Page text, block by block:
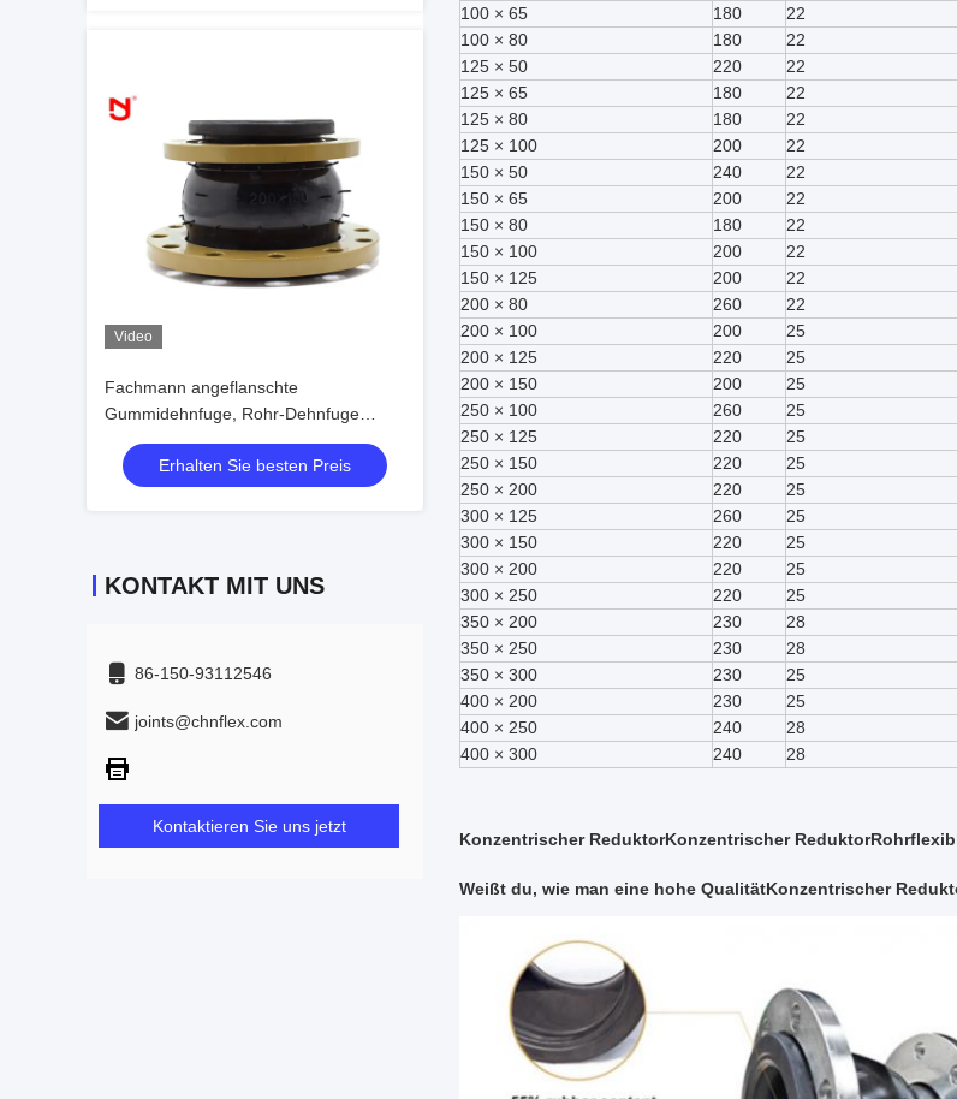
Video
Fachmann angeflanschte
Gummidehnfuge, Rohr-Dehnfuge
DN50-DN1200
Erhalten Sie besten Preis
KONTAKT MIT UNS
86-150-93112546
joints@chnflex.com
Kontaktieren Sie uns jetzt
100 × 65
180 22
100 × 80
180 22
125 × 50
220 22
125 × 65
180 22
125 × 80
180 22
125 × 100
200 22
150 × 50
240 22
150 × 65
200 22
150 × 80
180 22
150 × 100
200 22
150 × 125
200 22
200 × 80
260 22
200 × 100
200 25
200 × 125
220 25
200 × 150
200 25
250 × 100
260 25
250 × 125
220 25
250 × 150
220 25
250 × 200
220 25
300 × 125
260 25
300 × 150
220 25
300 × 200
220 25
300 × 250
220 25
350 × 200
230 28
350 × 250
230 28
350 × 300
230 25
400 × 200
230 25
400 × 250
240 28
400 × 300
240 28
Konzentrischer ReduktorKonzentrischer Reduktor
Weißt du, wie man eine hohe QualitätKonzentrischer